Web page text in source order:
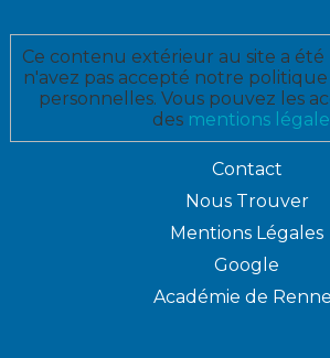
Ce contenu extérieur au site a
n'avez pas accepté notre
personnelles. Vous pouvez les
des mentions
Contact
Nous Trouver
Mentions Légales
Google
Académie de